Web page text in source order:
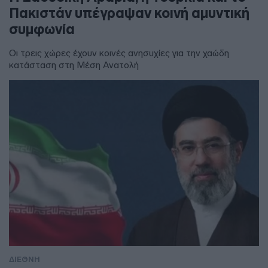
Πακιστάν υπέγραψαν κοινή αμυντική
συμφωνία
Οι τρεις χώρες έχουν κοινές ανησυχίες για την χαώδη
κατάσταση στη Μέση Ανατολή
ΔΙΕΘΝΗ